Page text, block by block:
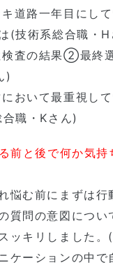
道路一年目にし
(技術系総合職・H
査の結果②最終
)
おいて最重視し
職・Kさん)
前と後で何か気
悩む前にまずは
質問の意図につ
ッキリしました
ケーションの中